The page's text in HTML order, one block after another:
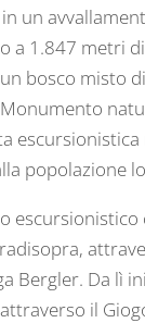
un
a 1.847 metri
bosco misto
Monumento
popolazione
Bergler. Da lì
il